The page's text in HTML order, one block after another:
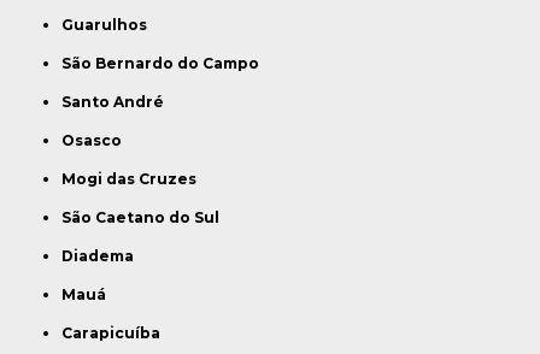
Guarulhos
São Bernardo do Campo
Santo André
Osasco
Mogi das Cruzes
São Caetano do Sul
Diadema
Mauá
Carapicuíba